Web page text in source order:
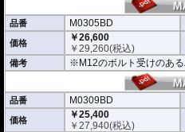
車体のイメージに合わせたカスタムが
してその存在感を高めます。
品番 M0305BD
価格
￥26,600
￥29,260(税込)
備考 ※M12のボルト受けのある
品番 M0309BD
価格
￥25,400
￥27,940(税込)